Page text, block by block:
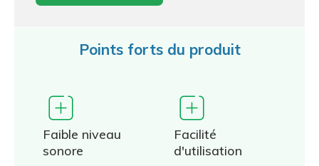
Points forts du produit
Faible niveau
sonore
Facilité
d'utilisation